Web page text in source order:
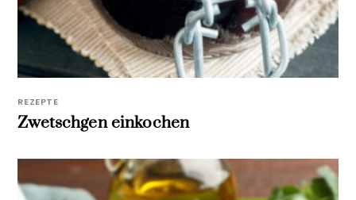
REZEPTE
Zwetschgen einkochen